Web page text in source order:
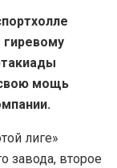
гиревому
мощь
лиге»
завода, второе